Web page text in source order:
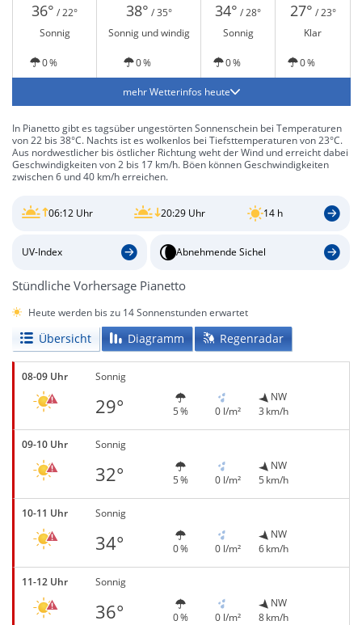
36° / 22° 38° / 35° 34° / 28° 27° / 23°
Sonnig
Sonnig und windig Sonnig Klar
0 % 0 % 0 % 0 %
mehr Wetterinfos heute
In Pianetto gibt es tagsüber ungestörten Sonnenschein bei Temperaturen
von 22 bis 38°C. Nachts ist es wolkenlos bei Tiefsttemperaturen von 23°C.
Aus nordwestlicher bis östlicher Richtung weht der Wind und erreicht dabei
Geschwindigkeiten von 2 bis 17 km/h. Böen können Geschwindigkeiten
zwischen 6 und 40 km/h erreichen.
06:12 Uhr 20:29 Uhr 14 h
UV-Index Abnehmende Sichel
Stündliche Vorhersage Pianetto
Heute werden bis zu 14 Sonnenstunden erwartet
Übersicht Diagramm Regenradar
08-09 Uhr Sonnig
29° 5 % 0 l/m²
NW
3 km/h
09-10 Uhr Sonnig
32° 5 % 0 l/m²
NW
5 km/h
10-11 Uhr Sonnig
34° 0 % 0 l/m²
NW
6 km/h
11-12 Uhr Sonnig
36° 0 % 0 l/m²
NW
8 km/h